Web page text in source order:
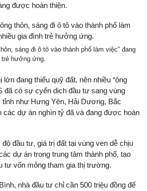
được hoàn thiện.
sáng đi ô tô vào thành phố làm việc” đang
hưởng ứng.
đang thiếu quỹ đất, nên nhiều “ông
đã có sự cyển dịch đầu tư sang vùng
tỉnh như Hưng Yên, Hải Dương, Bắc
các dự án nghìn tỷ đã và đang được hoàn
đầu tư, giá trị đất tại vùng ven dễ chịu
dự án trong trung tâm thành phố, tạo
tư vốn mỏng tham gia thị trường.
nhà đầu tư chỉ cần 500 triệu đồng để